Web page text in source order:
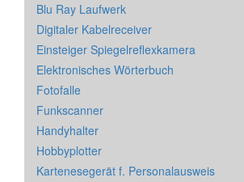
Blu Ray Laufwerk
Digitaler Kabelreceiver
Einsteiger Spiegelreflexkamera
Elektronisches Wörterbuch
Fotofalle
Funkscanner
Handyhalter
Hobbyplotter
Kartenesegerät f. Personalausweis